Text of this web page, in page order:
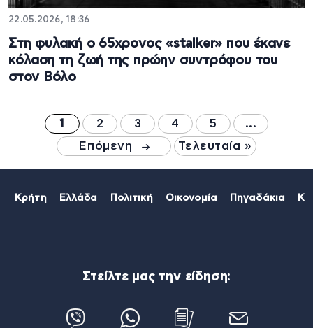
22.05.2026, 18:36
Στη φυλακή ο 65χρονος «stalker» που έκανε
κόλαση τη ζωή της πρώην συντρόφου του
στον Βόλο
1 2 3 4 5
...
Επόμενη
Τελευταία »
Κρήτη Ελλάδα Πολιτική Οικονομία Πηγαδάκια
Στείλτε μας την είδηση: